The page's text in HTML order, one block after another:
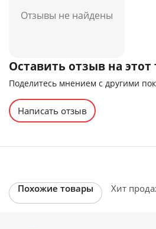
Отзывы не найдены
Оставить отзыв на этот
Поделитесь мнением с другими
Написать отзыв
Похожие товары Хит